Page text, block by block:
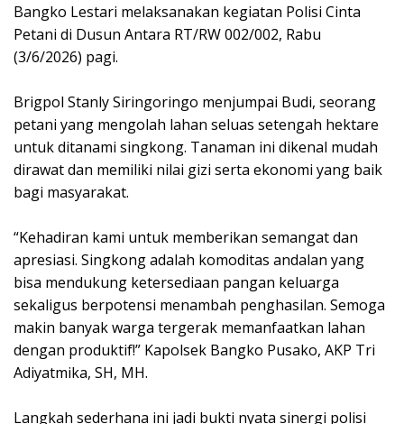
Bangko Lestari melaksanakan kegiatan Polisi Cinta
Petani di Dusun Antara RT/RW 002/002, Rabu
(3/6/2026) pagi.
Brigpol Stanly Siringoringo menjumpai Budi, seorang
petani yang mengolah lahan seluas setengah hektare
untuk ditanami singkong. Tanaman ini dikenal mudah
dirawat dan memiliki nilai gizi serta ekonomi yang baik
bagi masyarakat.
“Kehadiran kami untuk memberikan semangat dan
apresiasi. Singkong adalah komoditas andalan yang
bisa mendukung ketersediaan pangan keluarga
sekaligus berpotensi menambah penghasilan. Semoga
makin banyak warga tergerak memanfaatkan lahan
dengan produktif!” Kapolsek Bangko Pusako, AKP Tri
Adiyatmika, SH, MH.
Langkah sederhana ini jadi bukti nyata sinergi polisi